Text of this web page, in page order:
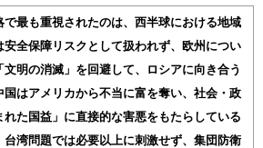
最も重視されたのは、西半球における地域
全保障リスクとして扱われず、欧州につい
明の消滅」を回避して、ロシアに向き合う
はアメリカから不当に富を奪い、社会・政
た国益」に直接的な害悪をもたらしている
台湾問題では必要以上に刺激せず、集団防衛